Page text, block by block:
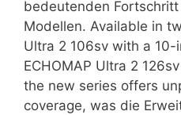
bedeutenden
Modellen. Available in
Ultra 2 106sv with a 10-
ECHOMAP Ultra 2
the new series offers
coverage, was die